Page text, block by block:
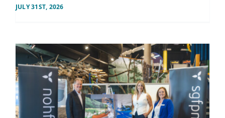
JULY 31ST, 2026